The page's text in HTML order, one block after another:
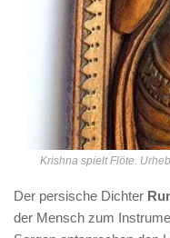
Krishna spielt Flöte.
Der persische Dichter
der Mensch zum